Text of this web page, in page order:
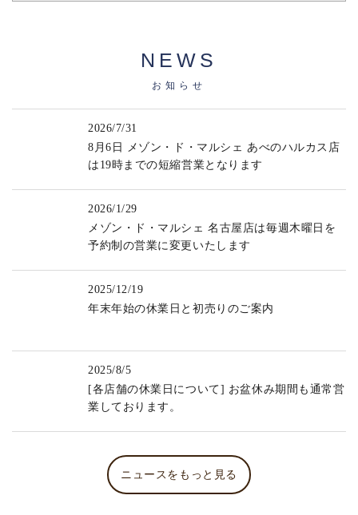
NEWS
お知らせ
2026/7/31
8月6日 メゾン・ド・マルシェ あべのハルカス店
は19時までの短縮営業となります
2026/1/29
メゾン・ド・マルシェ 名古屋店は毎週木曜日を
予約制の営業に変更いたします
2025/12/19
年末年始の休業日と初売りのご案内
2025/8/5
[各店舗の休業日について] お盆休み期間も通常営
業しております。
ニュースをもっと見る